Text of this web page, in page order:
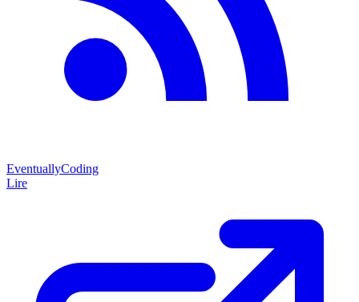
EventuallyCoding
Lire